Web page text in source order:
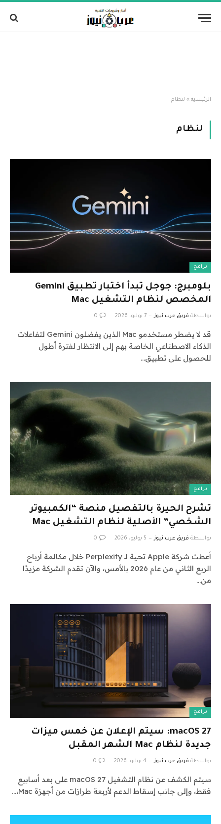
الرئيسية » لنظام
لنظام
برامج
بلومبرج: جوجل تبدأ اختبار تطبيق Gemini
المخصص لنظام التشغيل Mac
بواسطة فريق عرب نيوز 7 يوليو، 2026 0
قد لا يضطر مستخدمو Mac الذين يفضلون Gemini لتفاعلات
الذكاء الاصطناعي الخاصة بهم إلى الانتظار لفترة أطول
للحصول على تطبيق…
برامج
تشرح الحيرة بالتفصيل منصة “الكمبيوتر
الشخصي” الأصلية لنظام التشغيل Mac
بواسطة فريق عرب نيوز 5 يوليو، 2026 0
أعطت شركة Apple تحية لـ Perplexity خلال مكالمة أرباح
الربع الثاني من عام 2026 بالأمس، والآن تقدم الشركة مزيدًا
من…
برامج
macOS 27: سيتم الإعلان عن خمس ميزات
جديدة لنظام Mac الشهر المقبل
بواسطة فريق عرب نيوز 4 يوليو، 2026 0
سيتم الكشف عن نظام التشغيل macOS 27 على بعد أسابيع
فقط، وإلى جانب إسقاط الدعم لأربعة طرازات من أجهزة Mac،…